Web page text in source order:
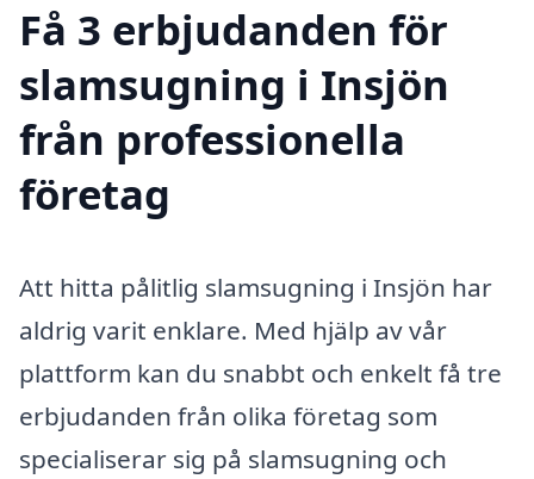
Få 3 erbjudanden för
slamsugning i Insjön
från professionella
företag
Att hitta pålitlig slamsugning i Insjön har
aldrig varit enklare. Med hjälp av vår
plattform kan du snabbt och enkelt få tre
erbjudanden från olika företag som
specialiserar sig på slamsugning och